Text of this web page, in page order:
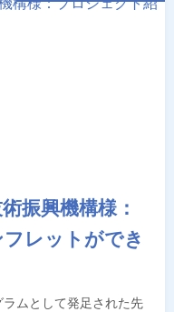
振興機構様：
レットができ
ムとして発足された先